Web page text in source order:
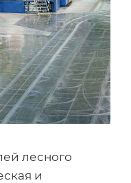
лесного
и